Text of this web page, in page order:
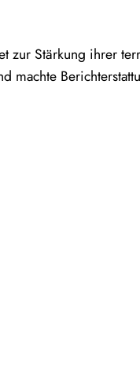
Stärkung ihrer
machte